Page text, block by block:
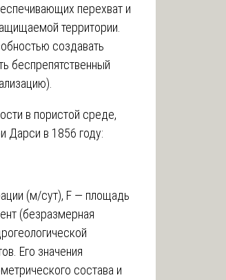
перехват и
территории.
создавать
беспрепятственный
в пористой среде,
Дарси в 1856 году:
(м/сут), F — площадь
(безразмерная
Его значения
состава и